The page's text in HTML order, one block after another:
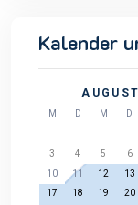
Kalender
M D M D
3
4 5 6
10
11 12 13
17
18 19 20